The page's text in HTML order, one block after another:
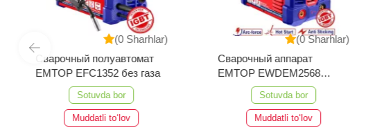
(0 Sharhlar)
Сварочный полуавтомат
EMTOP EFC1352 без газа
Sotuvda bor
Muddatli to‘lov
(0 Sharhlar)
Сварочный аппарат
EMTOP EWDEM2568
MMA/TIG Lift
Sotuvda bor
Muddatli to‘lov